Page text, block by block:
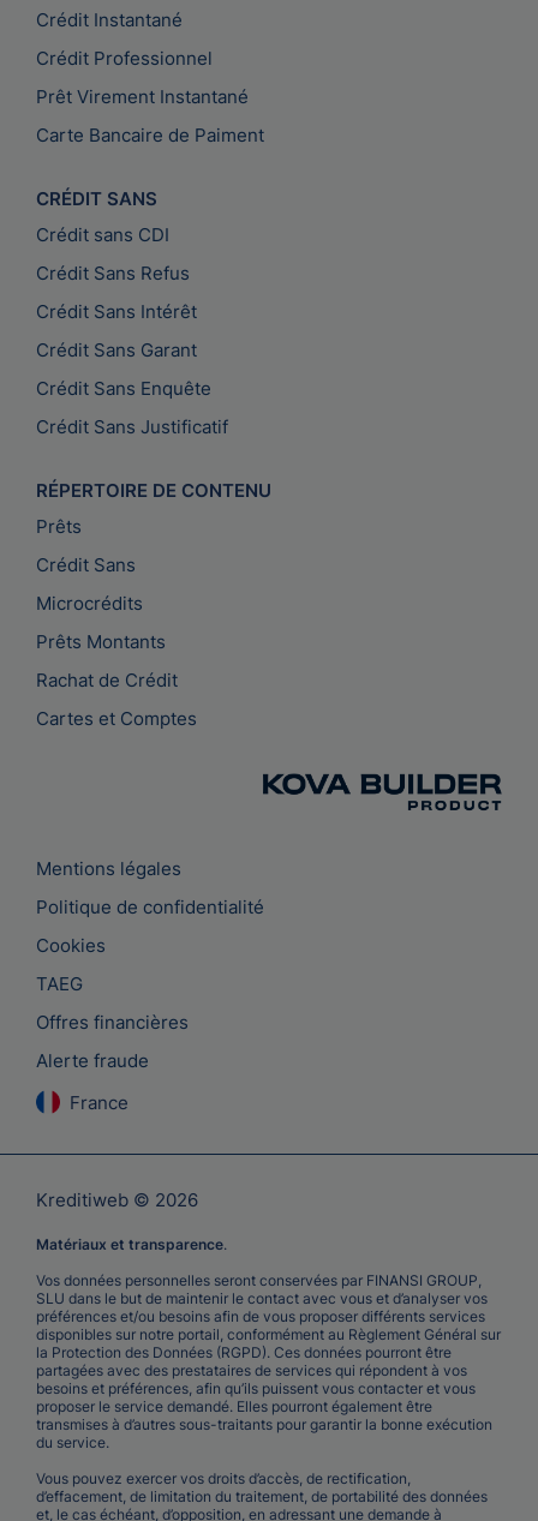
Crédit Instantané
Crédit Professionnel
Prêt Virement Instantané
Carte Bancaire de Paiment
CRÉDIT SANS
Crédit sans CDI
Crédit Sans Refus
Crédit Sans Intérêt
Crédit Sans Garant
Crédit Sans Enquête
Crédit Sans Justificatif
RÉPERTOIRE DE CONTENU
Prêts
Crédit Sans
Microcrédits
Prêts Montants
Rachat de Crédit
Cartes et Comptes
Mentions légales
Politique de confidentialité
Cookies
TAEG
Offres financières
Alerte fraude
France
Kreditiweb © 2026
Matériaux et transparence.
Vos données personnelles seront conservées par FINANSI GROUP,
SLU dans le but de maintenir le contact avec vous et d’analyser vos
préférences et/ou besoins afin de vous proposer différents services
disponibles sur notre portail, conformément au Règlement Général sur
la Protection des Données (RGPD). Ces données pourront être
partagées avec des prestataires de services qui répondent à vos
besoins et préférences, afin qu’ils puissent vous contacter et vous
proposer le service demandé. Elles pourront également être
transmises à d’autres sous-traitants pour garantir la bonne exécution
du service.
Vous pouvez exercer vos droits d’accès, de rectification,
d’effacement, de limitation du traitement, de portabilité des données
et, le cas échéant, d’opposition, en adressant une demande à